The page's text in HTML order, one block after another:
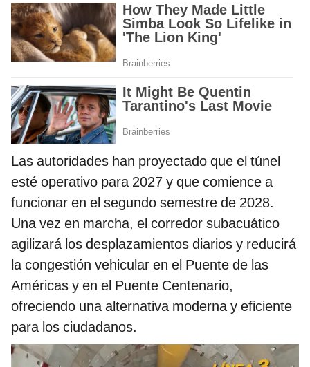
Las autoridades han proyectado que el túnel
esté operativo para 2027 y que comience a
funcionar en el segundo semestre de 2028.
Una vez en marcha, el corredor subacuático
agilizará los desplazamientos diarios y reducirá
la congestión vehicular en el Puente de las
Américas y en el Puente Centenario,
ofreciendo una alternativa moderna y eficiente
para los ciudadanos.